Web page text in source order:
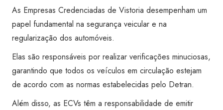
As Empresas Credenciadas de Vistoria desempenham um
papel fundamental na segurança veicular e na
regularização dos automóveis.
Elas são responsáveis por realizar verificações minuciosas,
garantindo que todos os veículos em circulação estejam
de acordo com as normas estabelecidas pelo Detran.
Além disso, as ECVs têm a responsabilidade de emitir